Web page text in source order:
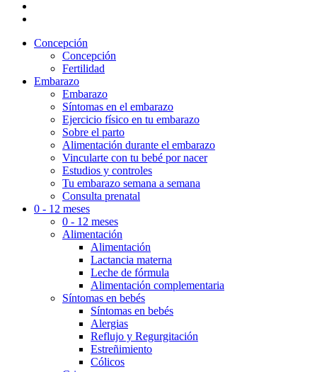
Concepción
Concepción
Fertilidad
Embarazo
Embarazo
Síntomas en el embarazo
Ejercicio físico en tu embarazo
Sobre el parto
Alimentación durante el embarazo
Vincularte con tu bebé por nacer
Estudios y controles
Tu embarazo semana a semana
Consulta prenatal
0 - 12 meses
0 - 12 meses
Alimentación
Alimentación
Lactancia materna
Leche de fórmula
Alimentación complementaria
Síntomas en bebés
Síntomas en bebés
Alergias
Reflujo y Regurgitación
Estreñimiento
Cólicos